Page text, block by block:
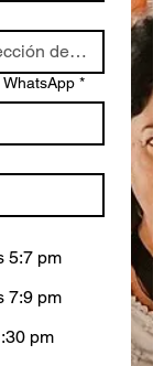
*
5:7 pm
7:9 pm
pm